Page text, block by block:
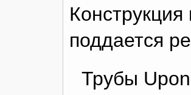
Конструкция
поддается
Трубы